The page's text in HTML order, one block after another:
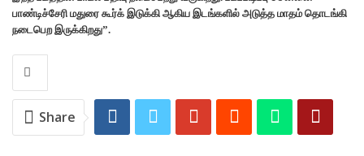
பாண்டிச்சேரி மதுரை கூர்க் இடுக்கி ஆகிய இடங்களில் அடுத்த மாதம் தொடங்கி
நடைபெற இருக்கிறது”.
Share